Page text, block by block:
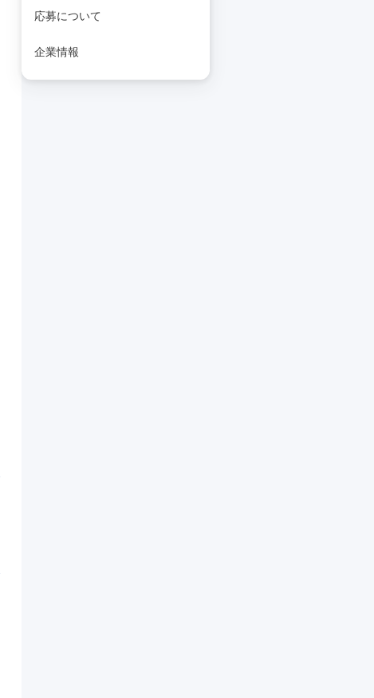
応募について
企業情報